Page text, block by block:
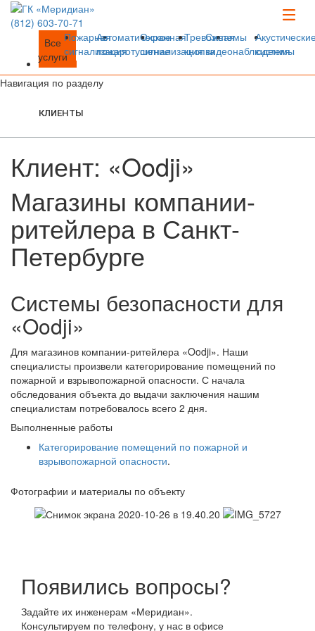
(812) 603-70-71
Все
услуги
Пожарная
сигнализация
Автоматическое
пожаротушение
Охранная
сигнализация
Тревожная
кнопка
Системы
видеонаблюдения
системы
Навигация по разделу
КЛИЕНТЫ
Клиент: «Oodji»
Магазины компании-
ритейлера в Санкт-
Петербурге
Системы безопасности для
«Oodji»
Для магазинов компании-ритейлера «Oodji». Наши
специалисты произвели категорирование помещений по
пожарной и взрывопожарной опасности. С начала
обследования объекта до выдачи заключения нашим
специалистам потребовалось всего 2 дня.
Выполненные работы
Категорирование помещений по пожарной и
взрывопожарной опасности.
Фотографии и материалы по объекту
Появились вопросы?
Задайте их инженерам «Меридиан».
Консультируем по телефону, у нас в офисе